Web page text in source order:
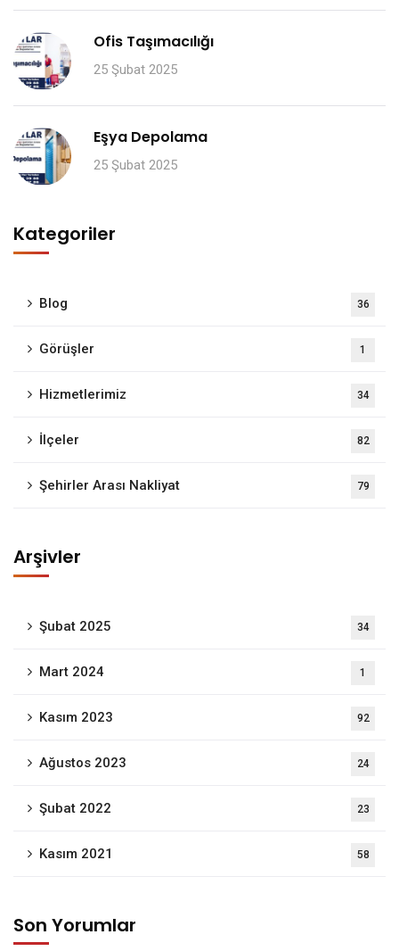
Ofis Taşımacılığı
25 Şubat 2025
Eşya Depolama
25 Şubat 2025
Kategoriler
Blog 36
Görüşler 1
Hizmetlerimiz 34
İlçeler 82
Şehirler Arası Nakliyat 79
Arşivler
Şubat 2025 34
Mart 2024 1
Kasım 2023 92
Ağustos 2023 24
Şubat 2022 23
Kasım 2021 58
Son Yorumlar